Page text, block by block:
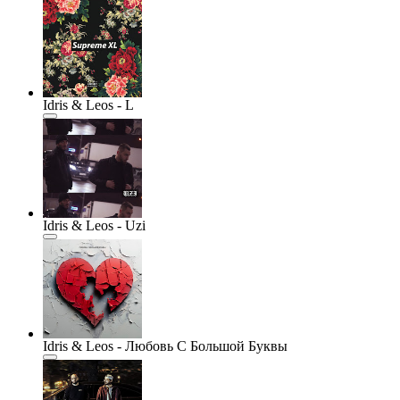
Idris & Leos - L
Idris & Leos - Uzi
Idris & Leos - Любовь С Большой Буквы